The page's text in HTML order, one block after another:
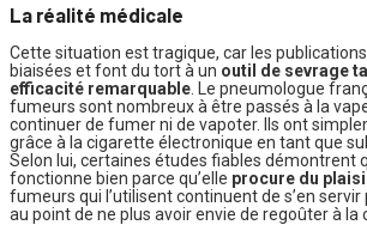
La réalité médicale
Cette situation est tragique, car les
biaisées et font du tort à un outil de sevrage
efficacité remarquable . Le pneumologue
fumeurs sont nombreux à être passés à la
continuer de fumer ni de vapoter. Ils ont
grâce à la cigarette électronique en tant que
Selon lui, certaines études fiables démontrent
fonctionne bien parce qu’elle procure du
fumeurs qui l’utilisent continuent de s’en
au point de ne plus avoir envie de regoûter à la